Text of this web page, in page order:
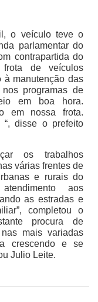
o veículo teve o
parlamentar do
contrapartida do
de veículos
à manutenção das
programas de
em boa hora.
em nossa frota.
“, disse o prefeito
os trabalhos
várias frentes de
e rurais do
aos
as estradas e
completou o
procura de
mais variadas
crescendo e se
Julio Leite.